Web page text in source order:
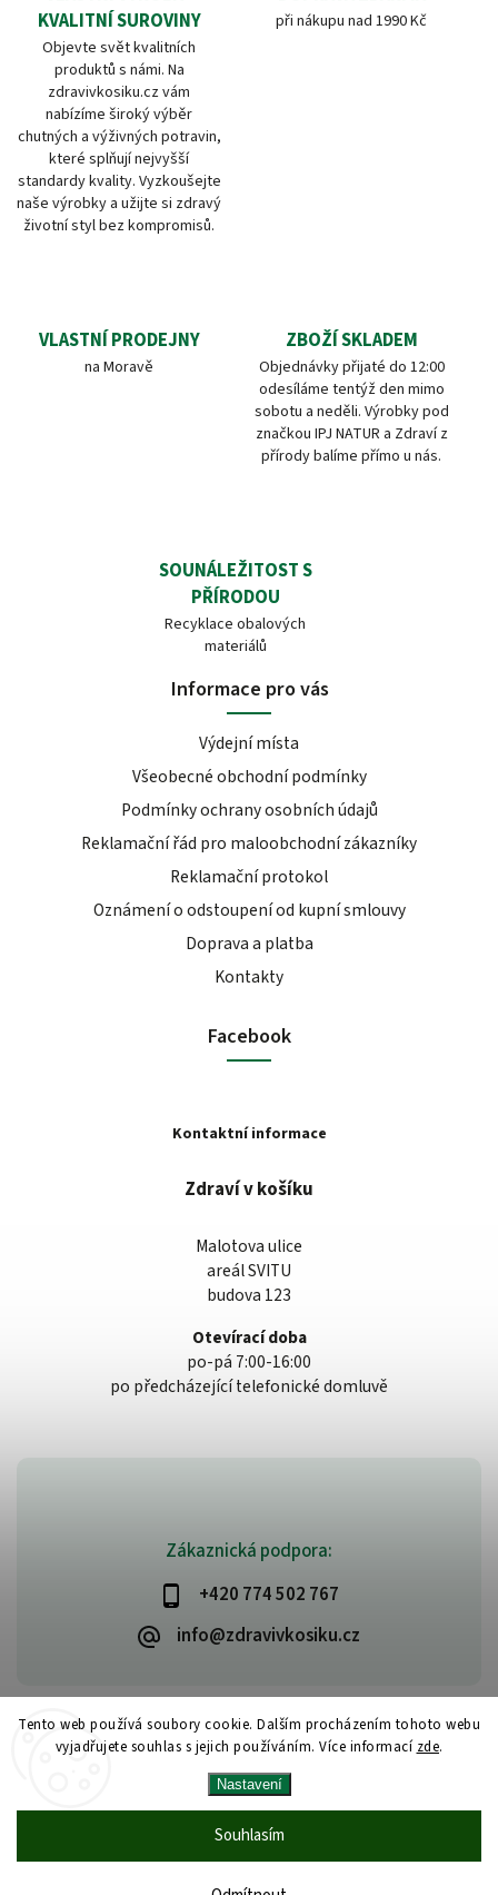
Tento web používá soubory cookie. Dalším procházením tohoto webu
vyjadřujete souhlas s jejich používáním. Více informací zde.
Nastavení
Souhlasím
KVALITNÍ SUROVINY
Objevte svět kvalitních
produktů s námi. Na
zdravivkosiku.cz vám
nabízíme široký výběr
chutných a výživných potravin,
které splňují nejvyšší
standardy kvality. Vyzkoušejte
naše výrobky a užijte si zdravý
životní styl bez kompromisů.
při nákupu nad 1990 Kč
VLASTNÍ PRODEJNY
na Moravě
ZBOŽÍ SKLADEM
Objednávky přijaté do 12:00
odesíláme tentýž den mimo
sobotu a neděli. Výrobky pod
značkou IPJ NATUR a Zdraví z
přírody balíme přímo u nás.
SOUNÁLEŽITOST S
PŘÍRODOU
Recyklace obalových
materiálů
Zákaznická podpora:
+420 774 502 767
info@zdravivkosiku.cz
Informace pro vás
Výdejní místa
Všeobecné obchodní podmínky
Podmínky ochrany osobních údajů
Reklamační řád pro maloobchodní zákazníky
Reklamační protokol
Oznámení o odstoupení od kupní smlouvy
Doprava a platba
Kontakty
Facebook
Kontaktní informace
Zdraví v košíku
Malotova ulice
areál SVITU
budova 123
Otevírací doba
po-pá 7:00-16:00
po předcházející telefonické domluvě
www.zdravivkosiku.cz
Upravit nastavení cookies
VytvořilShoptet | Design